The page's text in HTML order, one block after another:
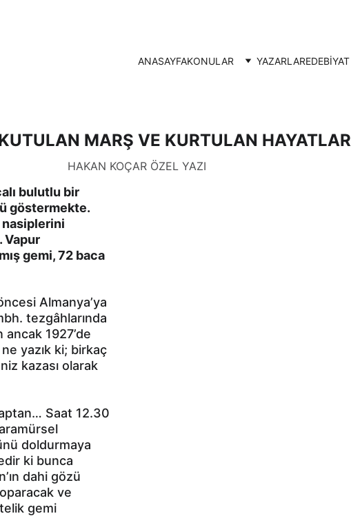
ANASAYFAKONULAR YAZARLAREDEBİYAT
MARŞ VE KURTULAN HAYATLAR
HAKAN KOÇAR ÖZEL YAZI
bulutlu bir
göstermekte.
nasiplerini
Vapur
gemi, 72 baca
Almanya’ya
tezgâhlarında
ancak 1927’de
yazık ki; birkaç
kazası olarak
Saat 12.30
doldurmaya
ki bunca
dahi gözü
ve
gemi